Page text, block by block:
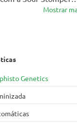
Genetics
meio
entre indica e
mistura frutas,
os amigos,
Mostrar